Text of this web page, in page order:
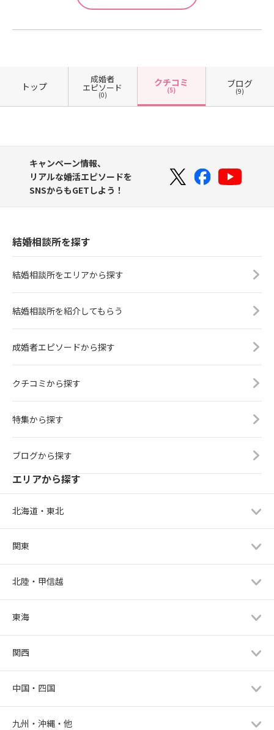
トップ
成婚者
エピソード
(0)
クチコミ
(5)
ブログ
(9)
キャンペーン情報、
リアルな婚活エピソードを
SNSからもGETしよう！
結婚相談所を探す
結婚相談所をエリアから探す
結婚相談所を紹介してもらう
成婚者エピソードから探す
クチコミから探す
特集から探す
ブログから探す
エリアから探す
北海道・東北
関東
北陸・甲信越
東海
関西
中国・四国
九州・沖縄・他